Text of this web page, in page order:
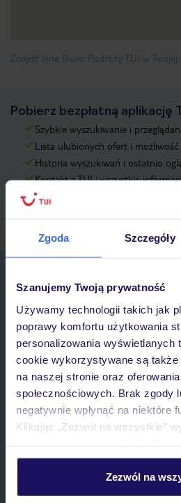
Zgoda Szczegóły
Szanujemy Twoją prywatność
Używamy technologii takich jak
poprawy komfortu użytkowania
personalizowania wyświetlanych
cookie wykorzystywane są także
na naszej stronie oraz
społecznościowych. Brak zgody
negatywnie wpłynąć na niektóre
Klikając „Zezwól na wszystkie”
personalizować swój wybór
Szczegółowe informacje o
Zezwól na
Znajdź inne Biuro Podróży TUI w Twojej
Pobierz bezpłatną aplikację
Szybkie wyszukiwanie i
Lista ulubionych ofert i
Historia wyszukiwań i ostatnio
Kontakt z TUI i wszystkie
myTUI
IMIĘ*
Wyrażam zgodę na przetwarzanie
Poland Sp. z o.o. i TUI Poland
marketingowych, w zakresie oraz
przetwarzaniu danych osobowych”
komunikacji (e-mail), także z
Zapisz się